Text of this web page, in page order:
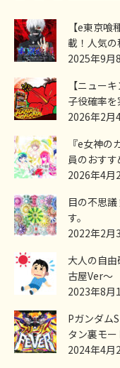
【e東京
載！人気の
2025年9月
【ニュー
子役確率を
2026年2月
『e女神
員のおすす
2026年4月
目の不思
す。
2022年2月
大人の自
古屋Ver～
2023年8月
Pガンダム
タン裏モー
2024年4月